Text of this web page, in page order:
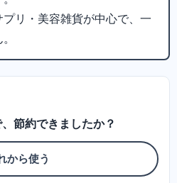
プリ・美容雑貨が中心で、一
節約できましたか？
から使う